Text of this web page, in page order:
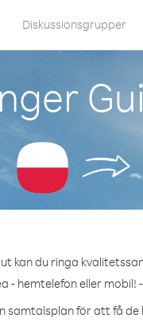
Diskussionsgrupper
kan du ringa
- hemtelefon eller
samtalsplan för att få